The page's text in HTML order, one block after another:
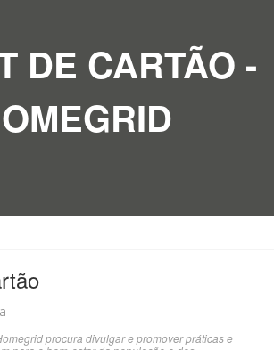
DE CARTÃO -
procura divulgar e promover práticas e